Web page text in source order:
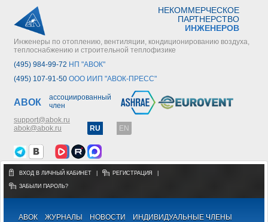
НЕКОММЕРЧЕСКОЕ
ПАРТНЕРСТВО
ИНЖЕНЕРОВ
Инженеры по отоплению, вентиляции, кондиционированию воздуха,
теплоснабжению и строительной теплофизике
(495) 984-99-72 НП "АВОК"
(495) 107-91-50 ООО ИИП "АВОК-ПРЕСС"
АВОК
ассоциированный
член
support@abok.ru
abok@abok.ru
RU EN
ВХОД В ЛИЧНЫЙ КАБИНЕТ РЕГИСТРАЦИЯ
ЗАБЫЛИ ПАРОЛЬ?
АВОК ЖУРНАЛЫ НОВОСТИ ИНДИВИДУАЛЬНЫЕ ЧЛЕНЫ